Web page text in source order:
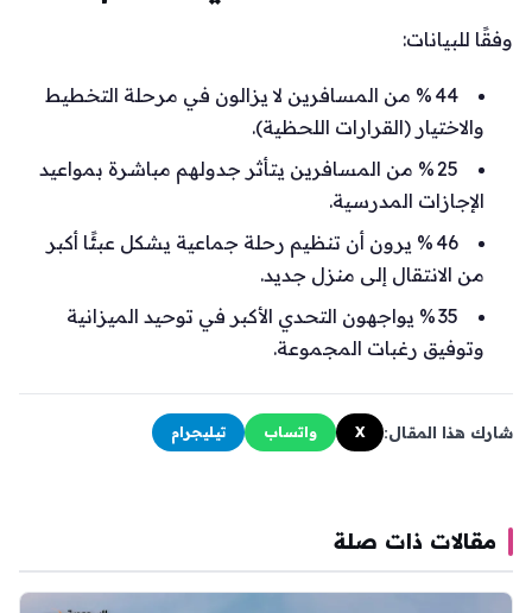
وفقًا للبيانات:
44 % من المسافرين لا يزالون في مرحلة التخطيط
والاختيار (القرارات اللحظية).
25 % من المسافرين يتأثر جدولهم مباشرة بمواعيد
الإجازات المدرسية.
46 % يرون أن تنظيم رحلة جماعية يشكل عبئًا أكبر
من الانتقال إلى منزل جديد.
35 % يواجهون التحدي الأكبر في توحيد الميزانية
وتوفيق رغبات المجموعة.
شارك هذا المقال: X واتساب تيليجرام
مقالات ذات صلة